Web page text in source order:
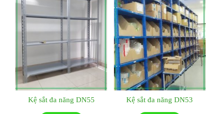
Kệ sắt đa năng DN55 Kệ sắt đa năng DN53